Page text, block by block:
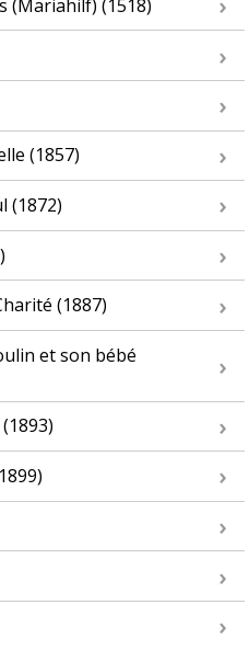
(Mariahilf) (1518)
(1857)
(1872)
(1887)
et son bébé